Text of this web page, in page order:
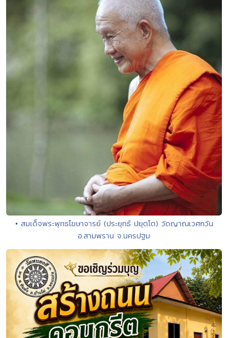
• สมเด็จพระพุทธโฆษาจารย์ (ประยุทธ์ ปยุตฺโต) วัดญาณเวศกวัน
อ.สามพราน จ.นครปฐม